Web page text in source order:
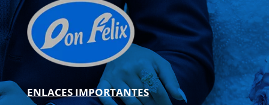
ENLACES IMPORTANTES